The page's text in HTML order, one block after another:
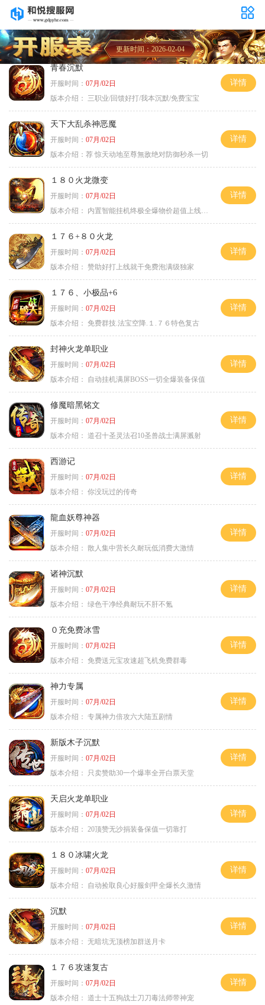
更新时间：2026-02-04
青春沉默
开服时间： 07月/02日
版本介绍：
三职业/回馈好打/我本沉默/免费宝宝
详情
天下大乱杀神恶魔
开服时间： 07月/02日
版本介绍： 荐 惊天动地至尊無敌绝对防御秒杀一切
详情
１８０火龙微变
开服时间： 07月/02日
版本介绍：
内置智能挂机终极全爆物价超值上线送神器
详情
１７６+８０火龙
开服时间： 07月/02日
版本介绍： 赞助好打上线就干免费泡满级独家
详情
１７６、小极品+6
开服时间： 07月/02日
版本介绍： 免费群技.法宝空降.１.７６特色复古
详情
封神火龙单职业
开服时间： 07月/02日
版本介绍：
自动挂机满屏BOSS一切全爆装备保值
详情
修魔暗黑铭文
开服时间： 07月/02日
版本介绍： 道召十圣灵法召10圣兽战士满屏溅射
详情
西游记
开服时间： 07月/02日
版本介绍： 你没玩过的传奇
详情
龍血妖尊神器
开服时间： 07月/02日
版本介绍： 散人集中营长久耐玩低消费大激情
详情
诸神沉默
开服时间： 07月/02日
版本介绍： 绿色干净经典耐玩不肝不氪
详情
０充免费冰雪
开服时间： 07月/02日
版本介绍： 免费送元宝攻速超飞机免费群毒
详情
神力专属
开服时间： 07月/02日
版本介绍： 专属神力倍攻六大陆五剧情
详情
新版木子沉默
开服时间： 07月/02日
版本介绍：
只卖赞助30一个爆率全开白票天堂
详情
天启火龙单职业
开服时间： 07月/02日
版本介绍： 20顶赞无沙捐装备保值一切靠打
详情
１８０冰啸火龙
开服时间： 07月/02日
版本介绍：
自动捡取良心好服剑甲全爆长久激情
详情
沉默
开服时间： 07月/02日
版本介绍： 无暗坑无顶榜加群送月卡
详情
１７６攻速复古
开服时间： 07月/02日
版本介绍： 道士十五狗战士刀刀毒法师带神宠
详情